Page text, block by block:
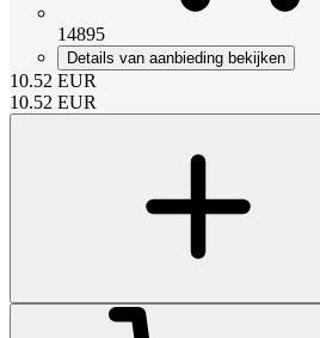
14895
Details van aanbieding bekijken
10.52 EUR
10.52 EUR